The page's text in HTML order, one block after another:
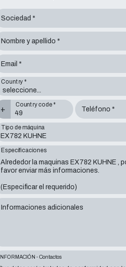
Sociedad *
Nombre y apellido *
Email *
Country *
+
Country code *
Teléfono *
Tipo de máquina
Especificaciones
Informaciones adicionales
INFORMACIÓN - Contactos